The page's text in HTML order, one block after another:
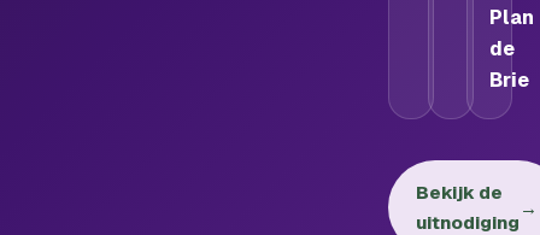
Plan
de
Brie
Bekijk de
uitnodiging
→